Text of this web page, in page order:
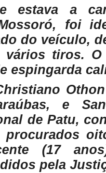
estava a
foi
do veículo,
vários tiros.
espingarda
e
de Patu,
procurados
(17
pela